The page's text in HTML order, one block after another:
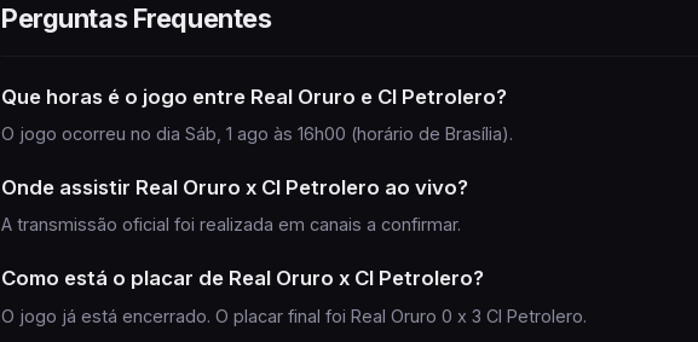
Perguntas Frequentes
Que horas é o jogo entre Real Oruro e CI Petrolero?
O jogo ocorreu no dia Sáb, 1 ago às 16h00 (horário de Brasília).
Onde assistir Real Oruro x CI Petrolero ao vivo?
A transmissão oficial foi realizada em canais a confirmar.
Como está o placar de Real Oruro x CI Petrolero?
O jogo já está encerrado. O placar final foi Real Oruro 0 x 3 CI Petrolero.